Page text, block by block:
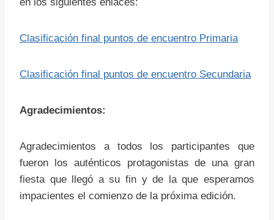
Clasificación final puntos de encuentro Primaria
Clasificación final puntos de encuentro Secundaria
Agradecimientos:
Agradecimientos a todos los participantes que
fueron los auténticos protagonistas de una gran
fiesta que llegó a su fin y de la que esperamos
impacientes el comienzo de la próxima edición.